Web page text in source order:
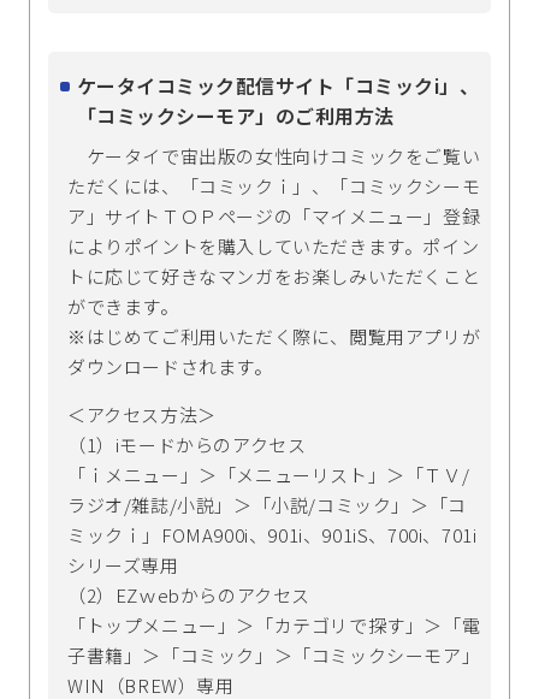
ケータイコミック配信サイト「コミックi」、
「コミックシーモア」のご利用方法
ケータイで宙出版の女性向けコミックをご覧い
ただくには、「コミックｉ」、「コミックシーモ
ア」サイトＴＯＰページの「マイメニュー」登録
によりポイントを購入していただきます。ポイン
トに応じて好きなマンガをお楽しみいただくこと
ができます。
※はじめてご利用いただく際に、閲覧用アプリが
ダウンロードされます。
＜アクセス方法＞
（1）iモードからのアクセス
「ｉメニュー」＞「メニューリスト」＞「ＴＶ/
ラジオ/雑誌/小説」＞「小説/コミック」＞「コ
ミックｉ」FOMA900i、901i、901iS、700i、701i
シリーズ専用
（2）EZｗebからのアクセス
「トップメニュー」＞「カテゴリで探す」＞「電
子書籍」＞「コミック」＞「コミックシーモア」
WIN（BREW）専用